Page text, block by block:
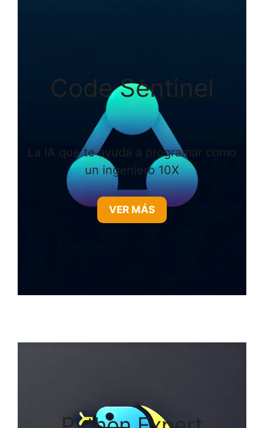
Code Sentinel
La IA que te ayuda a programar como
un ingeniero 10X
VER MÁS